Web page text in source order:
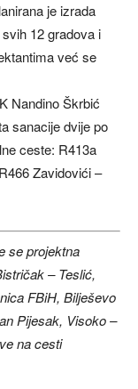
je izrada
12 gradova i
već se
Nandino Škrbić
sanacije dvije po
ceste: R413a
Zavidovići –
se projektna
– Teslić,
FBiH, Bilješevo
Pijesak, Visoko –
na cesti